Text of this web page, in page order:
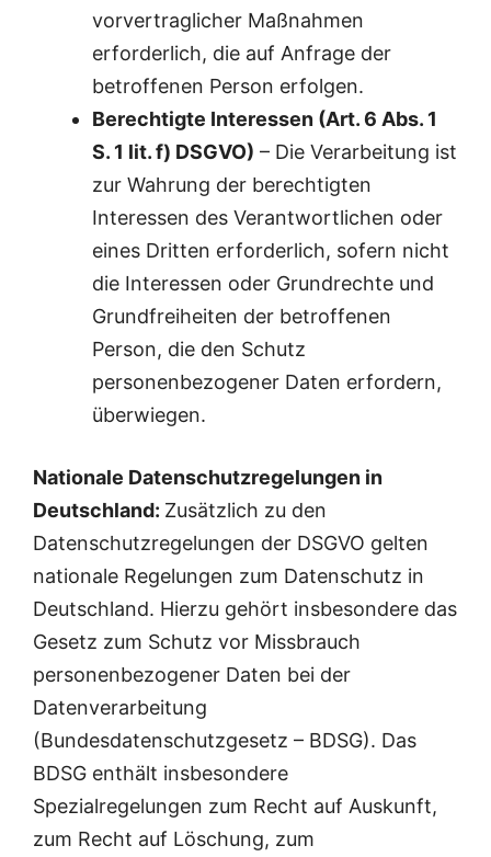
vorvertraglicher Maßnahmen
erforderlich, die auf Anfrage der
betroffenen Person erfolgen.
Berechtigte Interessen (Art. 6 Abs. 1
S. 1 lit. f) DSGVO) – Die Verarbeitung ist
zur Wahrung der berechtigten
Interessen des Verantwortlichen oder
eines Dritten erforderlich, sofern nicht
die Interessen oder Grundrechte und
Grundfreiheiten der betroffenen
Person, die den Schutz
personenbezogener Daten erfordern,
überwiegen.
Nationale Datenschutzregelungen in
Deutschland: Zusätzlich zu den
Datenschutzregelungen der DSGVO gelten
nationale Regelungen zum Datenschutz in
Deutschland. Hierzu gehört insbesondere das
Gesetz zum Schutz vor Missbrauch
personenbezogener Daten bei der
Datenverarbeitung
(Bundesdatenschutzgesetz – BDSG). Das
BDSG enthält insbesondere
Spezialregelungen zum Recht auf Auskunft,
zum Recht auf Löschung, zum